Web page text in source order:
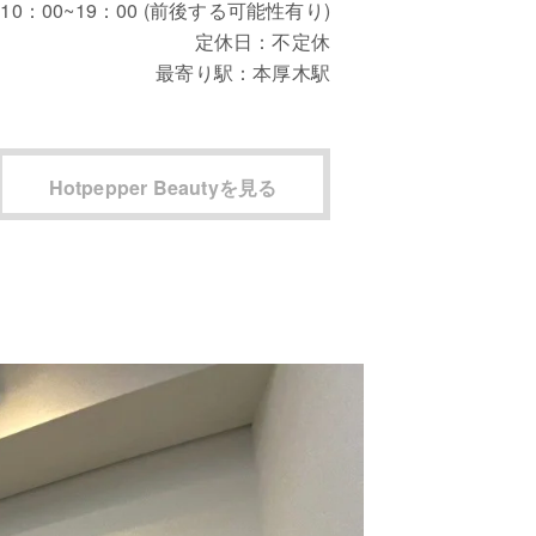
10：00~19：00 (前後する可能性有り)
定休日：不定休
最寄り駅：本厚木駅
Hotpepper Beautyを見る